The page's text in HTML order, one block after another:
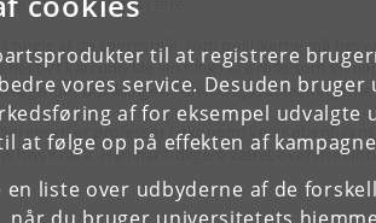
til at registrere
vores service. Desuden
af for eksempel udvalgte
at følge op på effekten af
en liste over udbyderne af de
nogle af de spørgsmål, som politikerne må
kan udfylde sin tiltænkte rolle som
om udviklingen i
Sørensen er professor i økonomi ved Københavns
hos Kraka. Han har tidligere været overvismand